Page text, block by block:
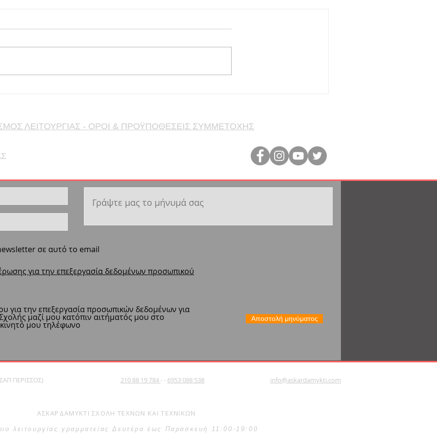
κατασκευών design
και περαιτέρω εκμάθηση από
έδρα στον Πειραιά (Ν.
αμπαζούρ – κα
ΛΕΙΤΟΥΡΓΙΑΣ - ΟΡΟΙ & ΠΡΟΫΠΟΘΕΣΕΙΣ ΣΥΜΜΕΤΟΧΗΣ
σε αυτό το email
για την επεξεργασία δεδομένων προσωπικού
για την επεξεργασία προσωπικών δεδομένων για
μαζί μου κατόπιν αιτήματός μου στο
μου τηλέφωνο
Αποστολή μηνύματος
ΠΕΡΙΣΣΟΣ) info@askardamykti.com
210 88 19 784 - - 6953 088 538
ΑΣΚΑΡΔΑΜΥΚΤΙ ΣΧΟΛΗ ΤΕΧΝΩΝ ΚΑΙ ΤΕΧΝΙΚΩΝ​​
λειτουργίας γραμματείας Δευτέρα έως Παρασκευή 11:00-19:00